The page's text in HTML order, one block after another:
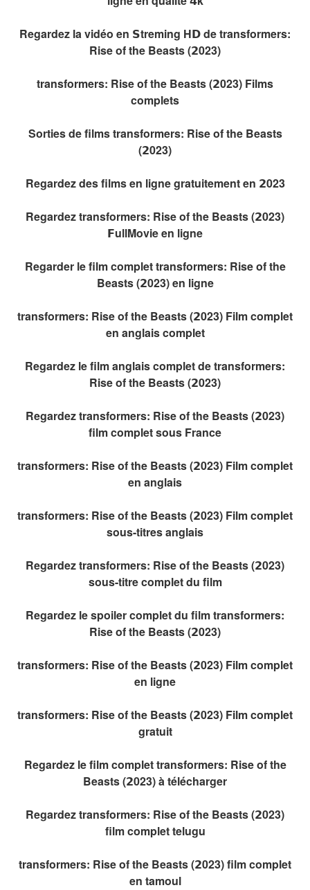
Regardez la vidéo en 𝗦treming H𝗗 de transformers:
Rise of the Beasts (𝟮023)
transformers: Rise of the Beasts (𝟮023) Films
complets
Sorties de films transformers: Rise of the Beasts
(𝟮023)
Regardez des films en ligne gratuitement en 𝟮023
Regardez transformers: Rise of the Beasts (𝟮023)
𝗙ullMovie en ligne
Regarder le film complet transformers: Rise of the
Beasts (𝟮023) en ligne
transformers: Rise of the Beasts (𝟮023) Film complet
en anglais complet
Regardez le film anglais complet de transformers:
Rise of the Beasts (𝟮023)
Regardez transformers: Rise of the Beasts (𝟮023)
film complet sous France
transformers: Rise of the Beasts (𝟮023) Film complet
en anglais
transformers: Rise of the Beasts (𝟮023) Film complet
sous-titres anglais
Regardez transformers: Rise of the Beasts (𝟮023)
sous-titre complet du film
Regardez le spoiler complet du film transformers:
Rise of the Beasts (𝟮023)
transformers: Rise of the Beasts (𝟮023) Film complet
en ligne
transformers: Rise of the Beasts (𝟮023) Film complet
gratuit
Regardez le film complet transformers: Rise of the
Beasts (𝟮023) à télécharger
Regardez transformers: Rise of the Beasts (𝟮023)
film complet telugu
transformers: Rise of the Beasts (𝟮023) film complet
en tamoul